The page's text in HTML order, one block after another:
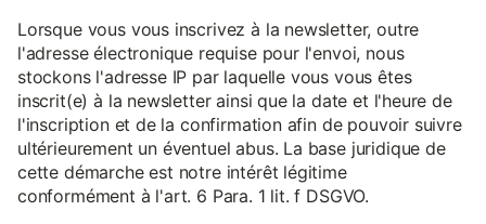
Lorsque vous vous inscrivez à la newsletter, outre
l'adresse électronique requise pour l'envoi, nous
stockons l'adresse IP par laquelle vous vous êtes
inscrit(e) à la newsletter ainsi que la date et l'heure de
l'inscription et de la confirmation afin de pouvoir suivre
ultérieurement un éventuel abus. La base juridique de
cette démarche est notre intérêt légitime
conformément à l'art. 6 Para. 1 lit. f DSGVO.